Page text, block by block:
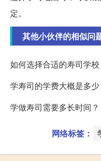
定。
其他小伙伴的相似问
如何选择合适的寿司学校
学寿司的学费大概是多少
学做寿司需要多长时间？
网络标签：